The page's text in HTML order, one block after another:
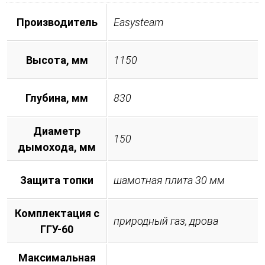
Производитель Easysteam
Высота, мм 1150
Глубина, мм 830
Диаметр
дымохода, мм
150
Защита топки шамотная плита 30 мм
Комплектация с
ГГУ-60
природный газ, дрова
Максимальная